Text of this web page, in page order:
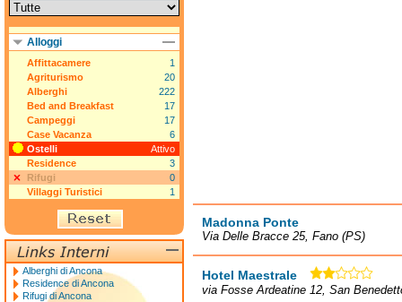
Madonna Ponte
Via Delle Bracce 25, Fano (PS)
Hotel Maestrale
via Fosse Ardeatine 12, San
Alloggi
Affittacamere
1
Agriturismo
20
Alberghi
222
Bed and Breakfast
17
Campeggi
17
Case Vacanza
6
Ostelli
Attivo
Residence
3
Rifugi
0
Villaggi Turistici
1
Alberghi di Ancona
Residence di Ancona
Rifugi di Ancona